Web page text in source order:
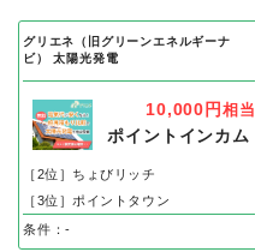
グリエネ（旧グリーンエネルギーナ
ビ） 太陽光発電
10,000円 相当
ポイントインカム
［2位］ちょびリッチ
［3位］ポイントタウン
条件：-